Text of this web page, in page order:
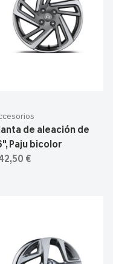
de aleación de
Paju bicolor
€